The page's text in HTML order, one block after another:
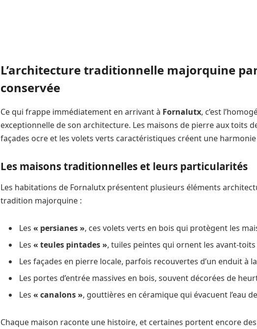
L’architecture traditionnelle majorquine
conservée
Ce qui frappe immédiatement en arrivant à Fornalutx, c’est
exceptionnelle de son architecture. Les maisons de pierre aux toits
façades ocre et les volets verts caractéristiques créent une
Les maisons traditionnelles et leurs particularités
Les habitations de Fornalutx présentent plusieurs éléments
tradition majorquine :
Les « persianes », ces volets verts en bois qui protègent les
Les « teules pintades », tuiles peintes qui ornent les avant-
Les façades en pierre locale, parfois recouvertes d’un enduit à
Les portes d’entrée massives en bois, souvent décorées de
Les « canalons », gouttières en céramique qui évacuent l’eau
Chaque maison raconte une histoire, et certaines portent encore